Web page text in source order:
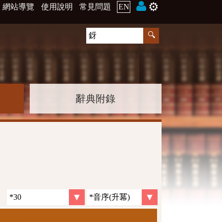
網站導覽 使用說明 常見問題 EN ⚙️
辭典附錄